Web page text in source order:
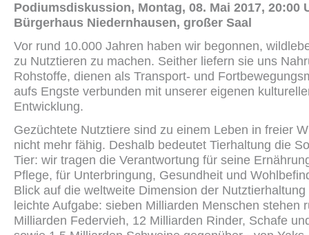
Podiumsdiskussion, Montag, 08. Mai 2017, 20:00
Bürgerhaus Niedernhausen, großer Saal
Vor rund 10.000 Jahren haben wir begonnen,
zu Nutztieren zu machen. Seither liefern sie uns
Rohstoffe, dienen als Transport- und
aufs Engste verbunden mit unserer eigenen
Entwicklung.
Gezüchtete Nutztiere sind zu einem Leben in freier
nicht mehr fähig. Deshalb bedeutet Tierhaltung die
Tier: wir tragen die Verantwortung für seine
Pflege, für Unterbringung, Gesundheit und
Blick auf die weltweite Dimension der Nutztierhaltung
leichte Aufgabe: sieben Milliarden Menschen stehen
Milliarden Federvieh, 12 Milliarden Rinder, Schafe